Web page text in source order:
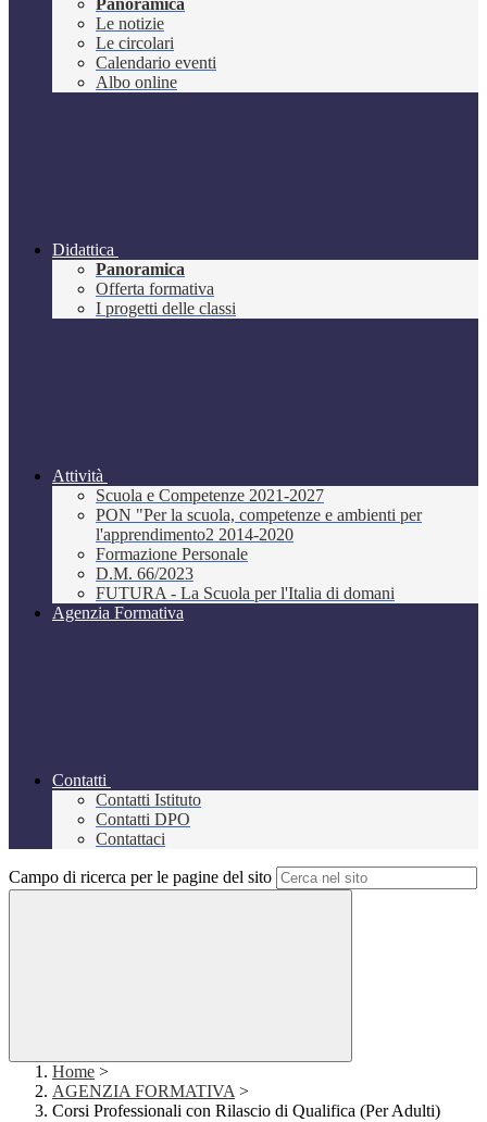
Panoramica
Le notizie
Le circolari
Calendario eventi
Albo online
Didattica
Panoramica
Offerta formativa
I progetti delle classi
Attività
Scuola e Competenze 2021-2027
PON "Per la scuola, competenze e ambienti per
l'apprendimento2 2014-2020
Formazione Personale
D.M. 66/2023
FUTURA - La Scuola per l'Italia di domani
Agenzia Formativa
Contatti
Contatti Istituto
Contatti DPO
Contattaci
Campo di ricerca per le pagine del sito
Home >
AGENZIA FORMATIVA >
Corsi Professionali con Rilascio di Qualifica (Per Adulti)